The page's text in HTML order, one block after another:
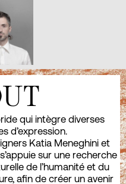
qui intègre diverses
d’expression.
Katia Meneghini et
sur une recherche
de l’humanité et du
afin de créer un avenir